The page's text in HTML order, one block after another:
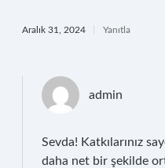
Aralık 31, 2024 Yanıtla
admin
Sevda! Katkılarınız
daha net bir şekilde